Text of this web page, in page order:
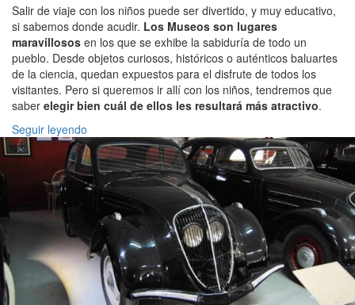
Salir de viaje con los niños puede ser divertido, y muy educativo,
si sabemos donde acudir. Los Museos son lugares
maravillosos en los que se exhibe la sabiduría de todo un
pueblo. Desde objetos curiosos, históricos o auténticos baluartes
de la ciencia, quedan expuestos para el disfrute de todos los
visitantes. Pero si queremos ir allí con los niños, tendremos que
saber elegir bien cuál de ellos les resultará más atractivo.
Seguir leyendo